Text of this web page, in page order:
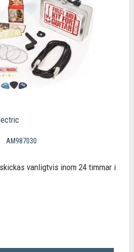
AM987030
vanligtvis inom 24 timmar i